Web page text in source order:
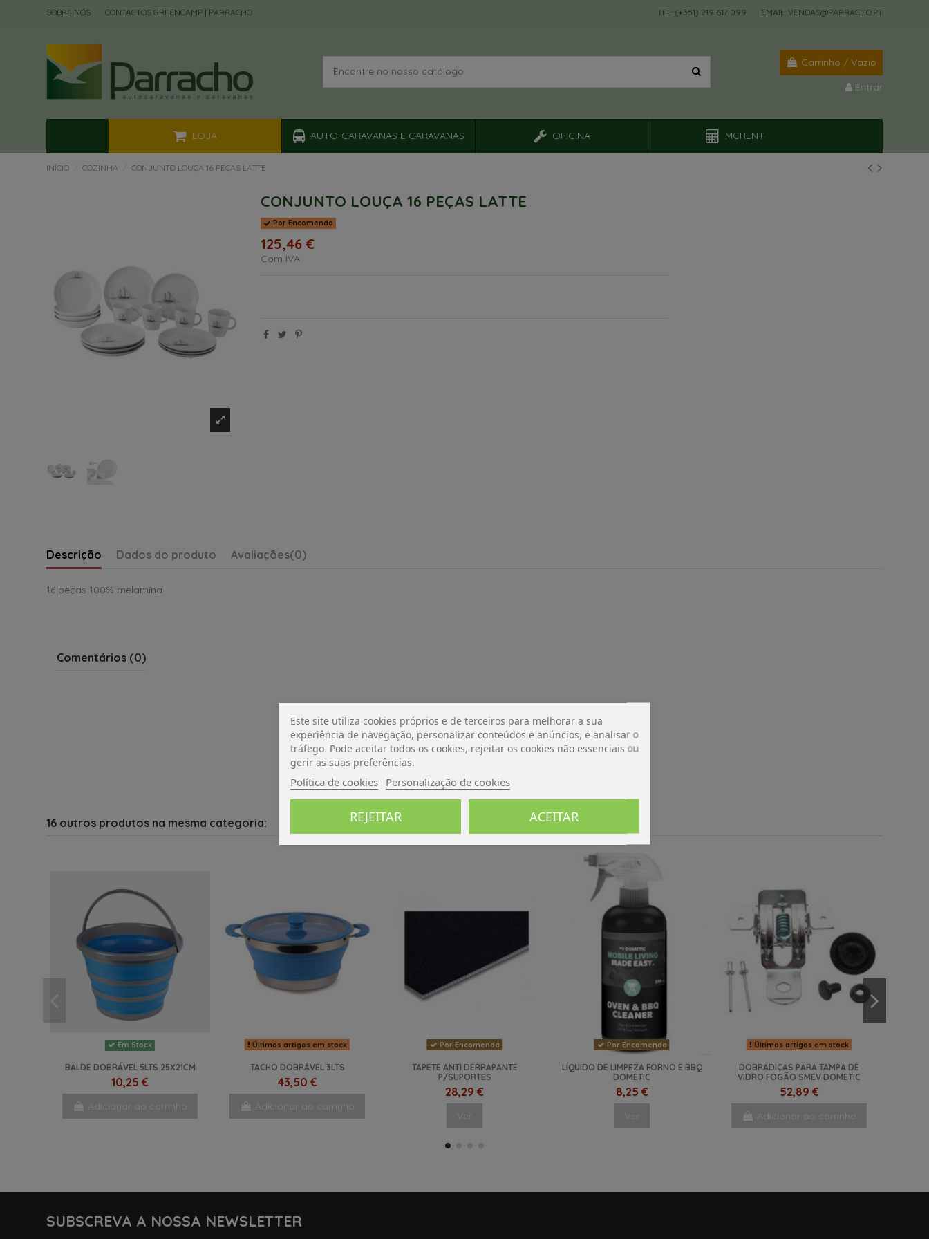
SOBRE NÓS CONTACTOS GREENCAMP | PARRACHO TEL: (+351) 219 617 099 EMAIL: VENDAS@PARRACHO.PT
Carrinho / Vazio
Entrar
LOJA AUTO-CARAVANAS E CARAVANAS OFICINA MCRENT
INÍCIO COZINHA CONJUNTO LOUÇA 16 PEÇAS LATTE
CONJUNTO LOUÇA 16 PEÇAS LATTE
Por Encomenda
125,46 €
Com IVA
Descrição Dados do produto Avaliações(0)
16 peças 100% melamina
Comentários (0)
De momento, sem avaliações.
16 outros produtos na mesma categoria:
Em Stock
BALDE DOBRÁVEL 5LTS 25X21CM
10,25 €
Adicionar ao carrinho
Últimos artigos em stock
TACHO DOBRÁVEL 3LTS
43,50 €
Adicionar ao carrinho
Por Encomenda
TAPETE ANTI DERRAPANTE
P/SUPORTES
28,29 €
Ver
Por Encomenda
LÍQUIDO DE LIMPEZA FORNO E BBQ
DOMETIC
8,25 €
Ver
Últimos artigos em stock
DOBRADIÇAS PARA TAMPA DE
VIDRO FOGÃO SMEV DOMETIC
52,89 €
Adicionar ao carrinho
SUBSCREVA A NOSSA NEWSLETTER
Este site utiliza cookies próprios e de terceiros para melhorar a sua
experiência de navegação, personalizar conteúdos e anúncios, e analisar o
tráfego. Pode aceitar todos os cookies, rejeitar os cookies não essenciais ou
gerir as suas preferências.
Política de cookies Personalização de cookies
REJEITAR ACEITAR